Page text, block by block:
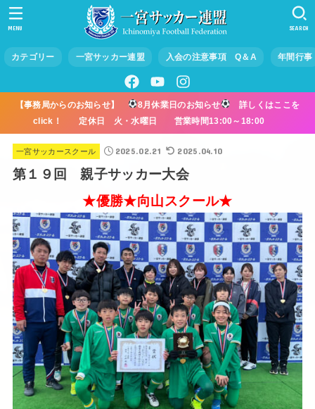
カテゴリー 一宮サッカー連盟 入会の注意事項 Q＆A 年間行事
SEARCH
MENU
【事務局からのお知らせ】 8月休業日のお知らせ
詳しくはここを
click！ 定休日 火・水曜日 営業時間13:00～18:00
一宮サッカースクール 2025.02.21 2025.04.10
第１９回 親子サッカー大会
★優勝★向山スクール★